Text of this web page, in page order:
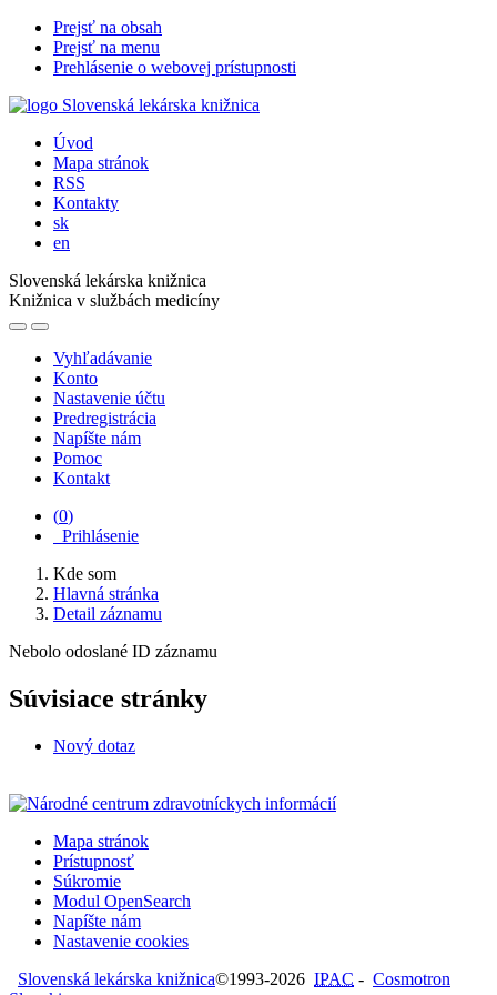
Prejsť na obsah
Prejsť na menu
Prehlásenie o webovej prístupnosti
Úvod
Mapa stránok
RSS
Kontakty
sk
en
Slovenská lekárska knižnica
Knižnica v službách medicíny
Vyhľadávanie
Konto
Nastavenie účtu
Predregistrácia
Napíšte nám
Pomoc
Kontakt
(0)
Prihlásenie
Kde som
Hlavná stránka
Detail záznamu
Nebolo odoslané ID záznamu
Súvisiace stránky
Nový dotaz
Mapa stránok
Prístupnosť
Súkromie
Modul OpenSearch
Napíšte nám
Nastavenie cookies
Slovenská lekárska knižnica©1993-2026 IPAC - Cosmotron